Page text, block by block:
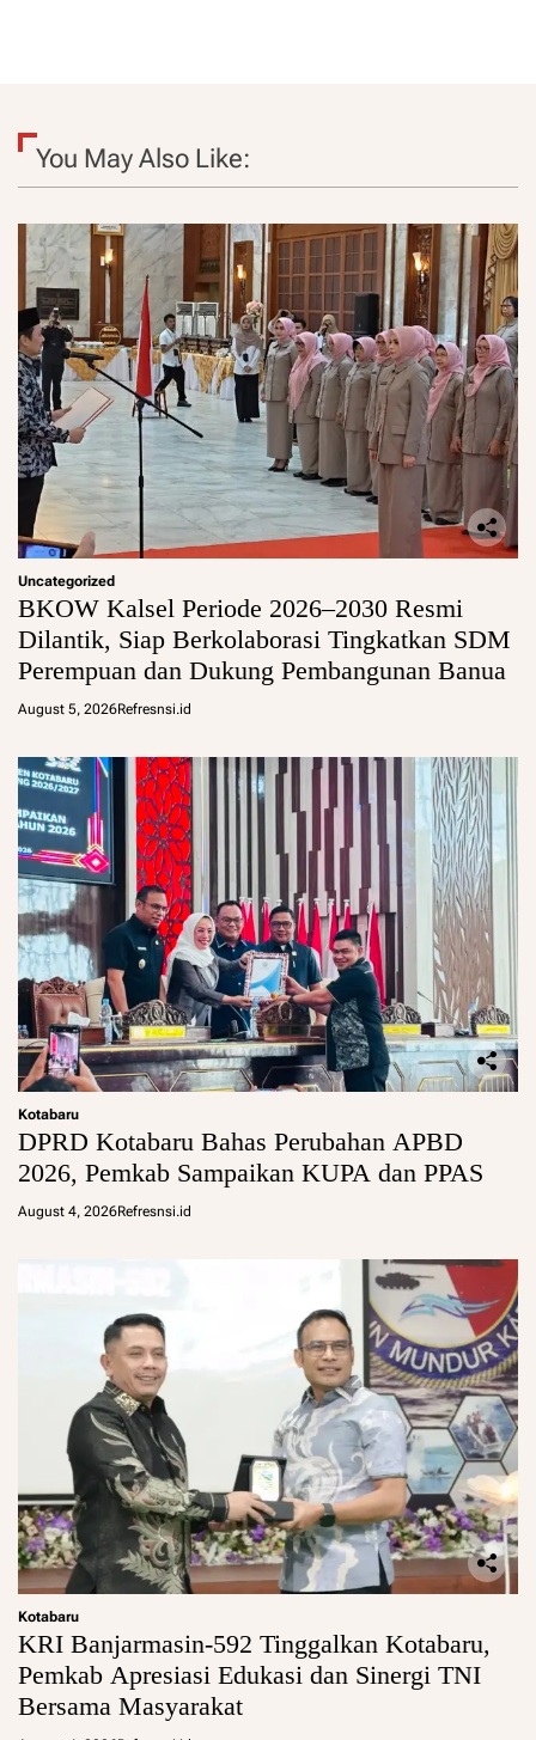
You May Also Like:
Uncategorized
BKOW Kalsel Periode 2026–2030 Resmi
Dilantik, Siap Berkolaborasi Tingkatkan SDM
Perempuan dan Dukung Pembangunan Banua
August 5, 2026Refresnsi.id
Kotabaru
DPRD Kotabaru Bahas Perubahan APBD
2026, Pemkab Sampaikan KUPA dan PPAS
August 4, 2026Refresnsi.id
Kotabaru
KRI Banjarmasin-592 Tinggalkan Kotabaru,
Pemkab Apresiasi Edukasi dan Sinergi TNI
Bersama Masyarakat